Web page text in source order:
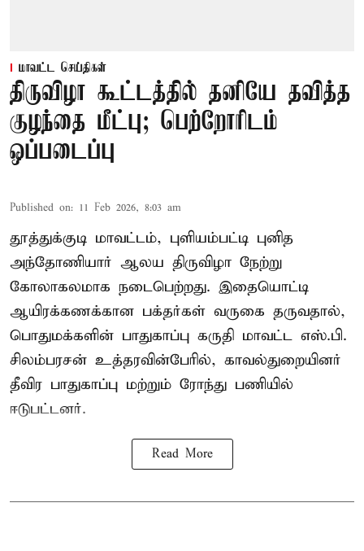
மாவட்ட செய்திகள்
திருவிழா கூட்டத்தில் தனியே தவித்த
குழந்தை மீட்பு; பெற்றோரிடம்
ஒப்படைப்பு
Published on: 11 Feb 2026, 8:03 am
தூத்துக்குடி மாவட்டம், புளியம்பட்டி புனித
அந்தோணியார் ஆலய திருவிழா நேற்று
கோலாகலமாக நடைபெற்றது. இதையொட்டி
ஆயிரக்கணக்கான பக்தர்கள் வருகை தருவதால்,
பொதுமக்களின் பாதுகாப்பு கருதி மாவட்ட எஸ்.பி.
சிலம்பரசன் உத்தரவின்பேரில், காவல்துறையினர்
தீவிர பாதுகாப்பு மற்றும் ரோந்து பணியில்
ஈடுபட்டனர்.
Read More